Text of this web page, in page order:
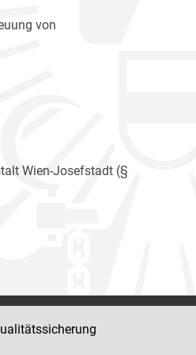
von
Wien-Josefstadt (§